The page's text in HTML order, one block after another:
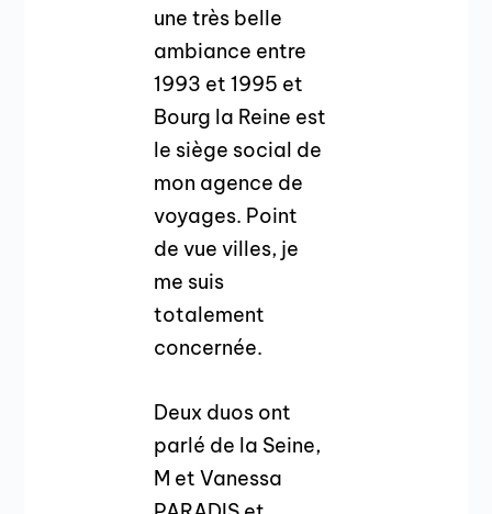
une très belle
ambiance entre
1993 et 1995 et
Bourg la Reine est
le siège social de
mon agence de
voyages. Point
de vue villes, je
me suis
totalement
concernée.
Deux duos ont
parlé de la Seine,
M et Vanessa